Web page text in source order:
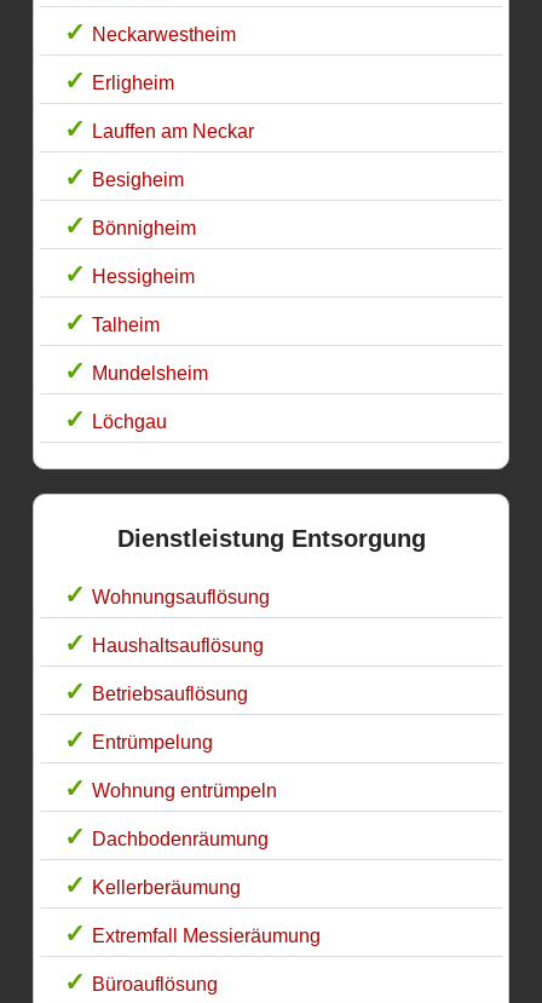
Neckarwestheim
Erligheim
Lauffen am Neckar
Besigheim
Bönnigheim
Hessigheim
Talheim
Mundelsheim
Löchgau
Dienstleistung Entsorgung
Wohnungsauflösung
Haushaltsauflösung
Betriebsauflösung
Entrümpelung
Wohnung entrümpeln
Dachbodenräumung
Kellerberäumung
Extremfall Messieräumung
Büroauflösung